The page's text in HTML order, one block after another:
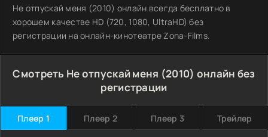
Не отпускай меня (2010) онлайн всегда бесплатно в
хорошем качестве HD (720, 1080, UltraHD) без
регистрации на онлайн-кинотеатре Zona-Films.
Смотреть Не отпускай меня (2010) онлайн без
регистрации
Плеер 1 Плеер 2 Плеер 3 Трейлер